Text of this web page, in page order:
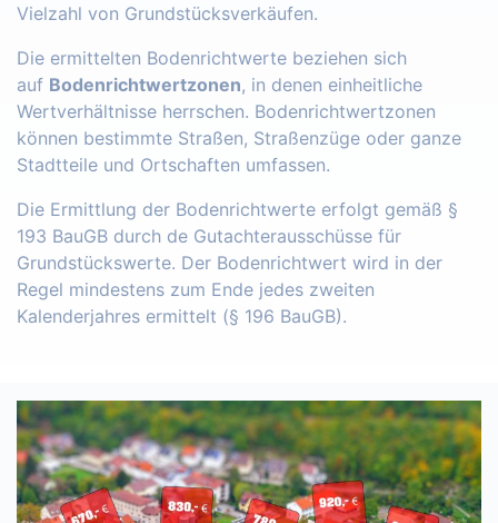
Vielzahl von Grundstücksverkäufen.
Die ermittelten Bodenrichtwerte beziehen sich
auf Bodenrichtwertzonen, in denen einheitliche
Wertverhältnisse herrschen. Bodenrichtwertzonen
können bestimmte Straßen, Straßenzüge oder ganze
Stadtteile und Ortschaften umfassen.
Die Ermittlung der Bodenrichtwerte erfolgt gemäß §
193 BauGB durch de Gutachterausschüsse für
Grundstückswerte. Der Bodenrichtwert wird in der
Regel mindestens zum Ende jedes zweiten
Kalenderjahres ermittelt (§ 196 BauGB).